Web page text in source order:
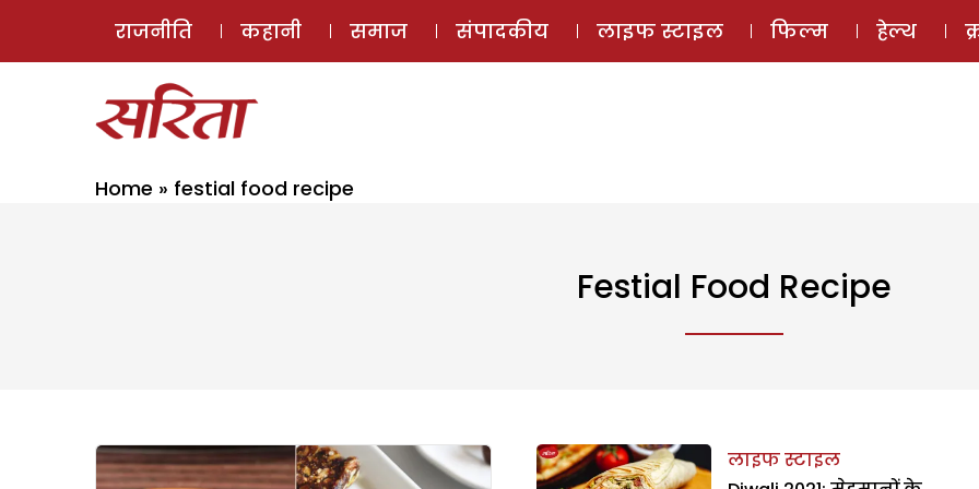
ई-मैगज़ीन
राजनीति कहानी समाज संपादकीय लाइफ स्टाइल फिल्म हेल्थ
Home » festial food recipe
Festial Food Recipe
लाइफ स्टाइल